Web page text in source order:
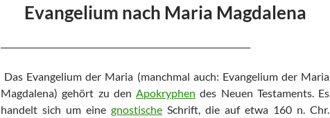
Evangelium nach Maria Magdalena
Das Evangelium der Maria (manchmal auch: Evangelium der Maria
Magdalena) gehört zu den Apokryphen des Neuen Testaments. Es
handelt sich um eine gnostische Schrift, die auf etwa 160 n. Chr.